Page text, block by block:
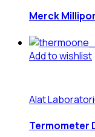
Merck
Add to wishlist
Alat
Termometer